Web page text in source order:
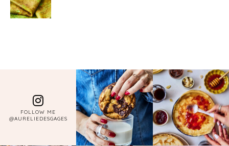
FOLLOW ME
@AURELIEDESGAGES